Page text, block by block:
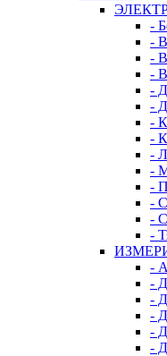
-
-
-
-
-
-
-
-
-
-
-
-
-
-
-
-
-
-
-
-